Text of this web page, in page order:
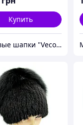
Купить
Меховые шапки "Vecons"